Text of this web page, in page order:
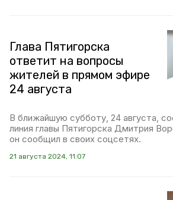
Глава Пятигорска
ответит на вопросы
жителей в прямом эфире
24 августа
В ближайшую субботу, 24 августа,
линия главы Пятигорска Дмитрия
он сообщил в своих соцсетях.
21 августа 2024, 11:07